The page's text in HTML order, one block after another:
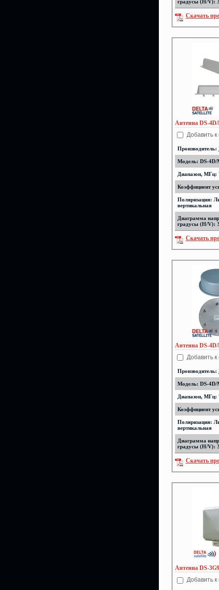
градусы (H/V):
Скачать
Антенна DS-
Добавить
Производитель:
Модель: DS-4D/
Диапазон, МГц:
Коэффициент
Поляризация:
вертикальная
Диаграмма
градусы (H/V):
Скачать
Антенна DS-
Добавить
Производитель:
Модель: DS-4D/
Диапазон, МГц:
Коэффициент
Поляризация:
вертикальная
Диаграмма
градусы (H/V):
Скачать
Антенна DS-3G9
Добавить